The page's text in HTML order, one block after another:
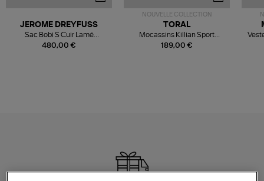
480,00 €
JEROME DREYFUSS
Sac Bobi S Cuir Lamé
Champagne
NOUVELLE COLLECTION
189,00 €
TORAL
Mocassins Killian Sport
Mousse